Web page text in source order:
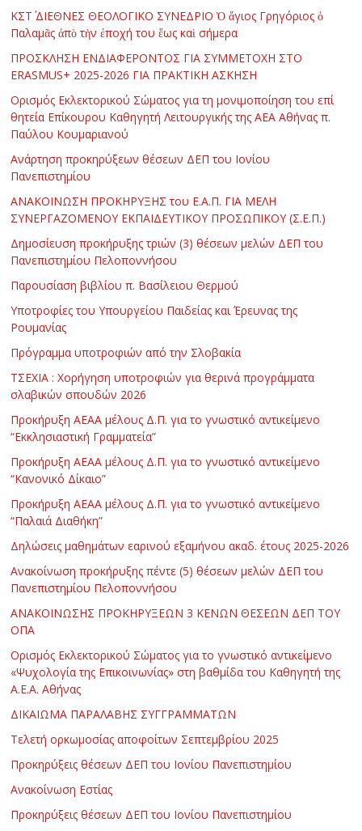
ΚΣΤ΄ ΔΙΕΘΝΕΣ ΘΕΟΛΟΓΙΚΟ ΣΥΝΕΔΡΙΟ Ὁ ἅγιος Γρηγόριος ὁ
Παλαμᾶς ἀπὸ τὴν ἐποχή του ἕως καὶ σήμερα
ΠΡΟΣΚΛΗΣΗ ΕΝΔΙΑΦΕΡΟΝΤΟΣ ΓΙΑ ΣΥΜΜΕΤΟΧΗ ΣΤΟ
ERASMUS+ 2025-2026 ΓΙΑ ΠΡΑΚΤΙΚΗ ΑΣΚΗΣΗ
Ορισμός Εκλεκτορικού Σώματος για τη μονιμοποίηση του επί
θητεία Επίκουρου Καθηγητή Λειτουργικής της ΑΕΑ Αθήνας π.
Παύλου Κουμαριανού
Ανάρτηση προκηρύξεων θέσεων ΔΕΠ του Ιονίου
Πανεπιστημίου
ΑΝΑΚΟΙΝΩΣΗ ΠΡΟΚΗΡΥΞΗΣ του Ε.Α.Π. ΓΙΑ ΜΕΛΗ
ΣΥΝΕΡΓΑΖΟΜΕΝΟΥ ΕΚΠΑΙΔΕΥΤΙΚΟΥ ΠΡΟΣΩΠΙΚΟΥ (Σ.Ε.Π.)
Δημοσίευση προκήρυξης τριών (3) θέσεων μελών ΔΕΠ του
Πανεπιστημίου Πελοποννήσου
Παρουσίαση βιβλίου π. Βασίλειου Θερμού
Υποτροφίες του Υπουργείου Παιδείας και Έρευνας της
Ρουμανίας
Πρόγραμμα υποτροφιών από την Σλοβακία
ΤΣΕΧΙΑ : Χορήγηση υποτροφιών για θερινά προγράμματα
σλαβικών σπουδών 2026
Προκήρυξη ΑΕΑΑ μέλους Δ.Π. για το γνωστικό αντικείμενο
“Εκκλησιαστική Γραμματεία”
Προκήρυξη ΑΕΑΑ μέλους Δ.Π. για το γνωστικό αντικείμενο
“Κανονικό Δίκαιο”
Προκήρυξη ΑΕΑΑ μέλους Δ.Π. για το γνωστικό αντικείμενο
“Παλαιά Διαθήκη”
Δηλώσεις μαθημάτων εαρινού εξαμήνου ακαδ. έτους 2025-2026
Ανακοίνωση προκήρυξης πέντε (5) θέσεων μελών ΔΕΠ του
Πανεπιστημίου Πελοποννήσου
ΑΝΑΚΟΙΝΩΣΗΣ ΠΡΟΚΗΡΥΞΕΩΝ 3 ΚΕΝΩΝ ΘΕΣΕΩΝ ΔΕΠ ΤΟΥ
ΟΠΑ
Ορισμός Εκλεκτορικού Σώματος για το γνωστικό αντικείμενο
«Ψυχολογία της Επικοινωνίας» στη βαθμίδα του Καθηγητή της
Α.Ε.Α. Αθήνας
ΔΙΚΑΙΩΜΑ ΠΑΡΑΛΑΒΗΣ ΣΥΓΓΡΑΜΜΑΤΩΝ
Τελετή ορκωμοσίας αποφοίτων Σεπτεμβρίου 2025
Προκηρύξεις θέσεων ΔΕΠ του Ιονίου Πανεπιστημίου
Ανακοίνωση Εστίας
Προκηρύξεις θέσεων ΔΕΠ του Ιονίου Πανεπιστημίου